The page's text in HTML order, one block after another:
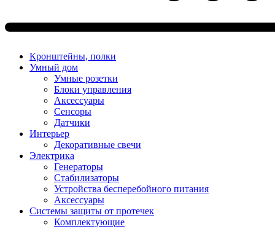
Кронштейны, полки
Умный дом
Умные розетки
Блоки управления
Аксессуары
Сенсоры
Датчики
Интерьер
Декоративные свечи
Электрика
Генераторы
Стабилизаторы
Устройства бесперебойного питания
Аксессуары
Системы защиты от протечек
Комплектующие